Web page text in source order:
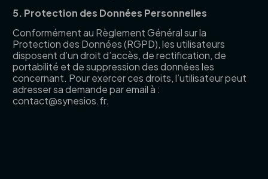
5. Protection des Données Personnelles
Conformément au Règlement Général sur la
Protection des Données (RGPD), les utilisateurs
disposent d’un droit d’accès, de rectification, de
portabilité et de suppression des données les
concernant. Pour exercer ces droits, l’utilisateur peut
adresser sa demande par email à :
contact@synesios.fr.